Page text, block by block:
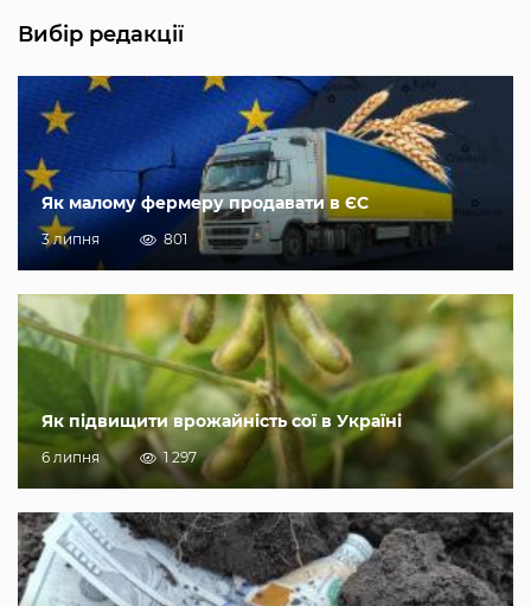
Вибір редакції
Як малому фермеру продавати в ЄС
3 липня 801
Як підвищити врожайність сої в Україні
6 липня 1 297